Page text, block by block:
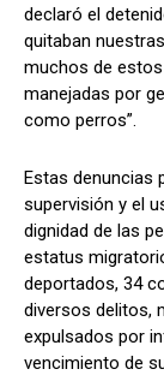
declaró el
quitaban
muchos de
manejadas por
como perros”.
Estas denuncias
supervisión y el
dignidad de las
estatus
deportados, 34
diversos delitos,
expulsados por
vencimiento de